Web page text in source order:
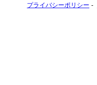
プライバシーポリシー -